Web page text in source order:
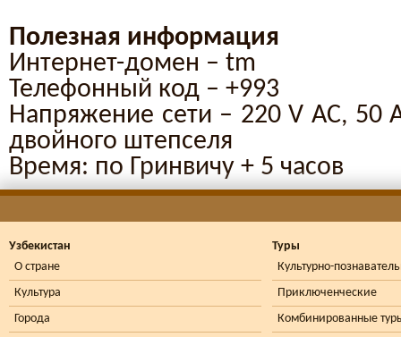
Полезная информация
Интернет-домен – tm
Телефонный код – +993
Напряжение сети – 220 V AC, 50
двойного штепселя
Время: по Гринвичу + 5 часов
Узбекистан
О стране
Культура
Города
Туры
Культурно-
Приключенческие
Комбинированные